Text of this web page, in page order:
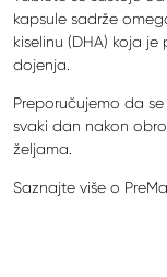
kapsule sadrže
kiselinu (DHA) koja
dojenja.
Preporučujemo da
svaki dan nakon
željama.
Saznajte više o